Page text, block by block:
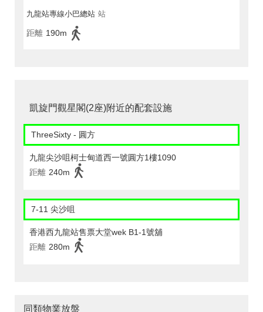
九龍站專線小巴總站 站
距離 190m
凱旋門觀星閣(2座)附近的配套設施
ThreeSixty - 圓方
九龍尖沙咀柯士甸道西一號圓方1樓1090
距離 240m
7-11 尖沙咀
香港西九龍站售票大堂wek B1-1號舖
距離 280m
同類物業放盤